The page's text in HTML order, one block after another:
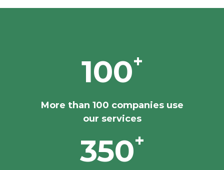
100+
More than 100 companies use
our services
350+